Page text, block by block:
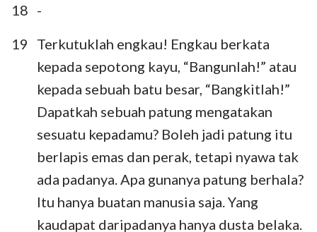
18 -
19
Terkutuklah engkau! Engkau berkata
kepada sepotong kayu, “Bangunlah!” atau
kepada sebuah batu besar, “Bangkitlah!”
Dapatkah sebuah patung mengatakan
sesuatu kepadamu? Boleh jadi patung itu
berlapis emas dan perak, tetapi nyawa tak
ada padanya. Apa gunanya patung berhala?
Itu hanya buatan manusia saja. Yang
kaudapat daripadanya hanya dusta belaka.